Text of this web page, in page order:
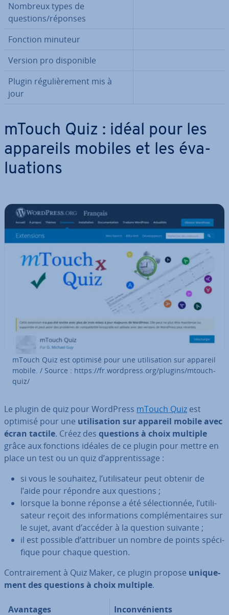
Nombreux types de
questions/réponses
Fonction minuteur
Version pro dis­po­nible
Plugin ré­gu­liè­re­ment mis à
jour
mTouch Quiz : idéal pour les
appareils mobiles et les éva­
lua­tions
mTouch Quiz est optimisé pour une uti­li­sa­tion sur appareil
mobile. / Source : https://fr.wordpress.org/plugins/mtouch-
quiz/
Le plugin de quiz pour WordPress mTouch Quiz est
optimisé pour une uti­li­sa­tion sur appareil mobile avec
écran tactile. Créez des questions à choix multiple
grâce aux fonctions idéales de ce plugin pour mettre en
place un test ou un quiz d’ap­pren­tis­sage :
si vous le souhaitez, l’uti­li­sa­teur peut obtenir de
l’aide pour répondre aux questions ;
lorsque la bonne réponse a été sé­lec­tion­née, l’uti­li­
sa­teur reçoit des in­for­ma­tions com­plé­men­taires sur
le sujet, avant d’accéder à la question suivante ;
il est possible d’attribuer un nombre de points spé­ci­
fique pour chaque question.
Con­trai­re­ment à Quiz Maker, ce plugin propose uni­que­
ment des questions à choix multiple.
Avantages In­con­vé­nients